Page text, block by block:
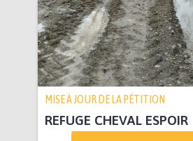
MISE À JOUR DE LA PÉTITION
REFUGE CHEVAL ESPOIR